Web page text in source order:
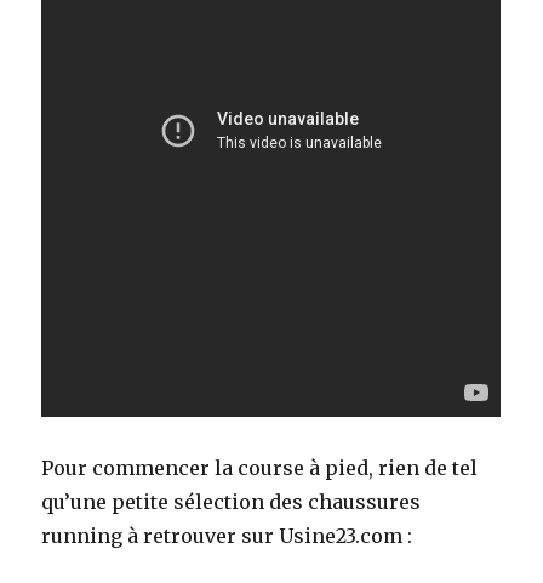
Pour commencer la course à pied, rien de tel
qu’une petite sélection des chaussures
running à retrouver sur Usine23.com :